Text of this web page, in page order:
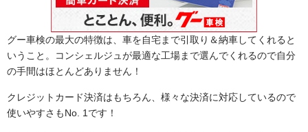
グー車検の最大の特徴は、車を自宅まで引取り＆納車してくれると
いうこと。コンシェルジュが最適な工場まで選んでくれるので自分
の手間はほとんどありません！
クレジットカード決済はもちろん、様々な決済に対応しているので
使いやすさもNo. 1です！